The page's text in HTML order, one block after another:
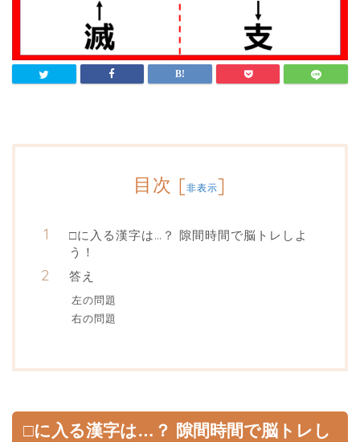
目次 [非表示]
□に入る漢字は…？ 隙間時間で脳トレしよ
う！
答え
左の問題
右の問題
□に入る漢字は…？ 隙間時間で脳トレし